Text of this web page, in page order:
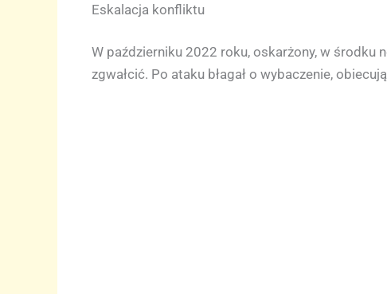
Eskalacja konfliktu
W październiku 2022 roku, oskarżony, w środku
zgwałcić. Po ataku błagał o wybaczenie,